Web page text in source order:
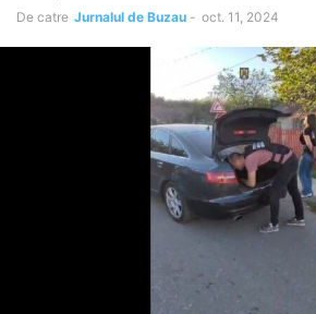
De catre Jurnalul de Buzau - oct. 11, 2024